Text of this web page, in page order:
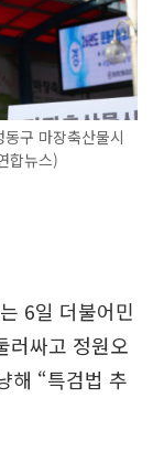
구 마장축산물시
합뉴스)
6일 더불어민
러싸고 정원오
해 “특검법 추